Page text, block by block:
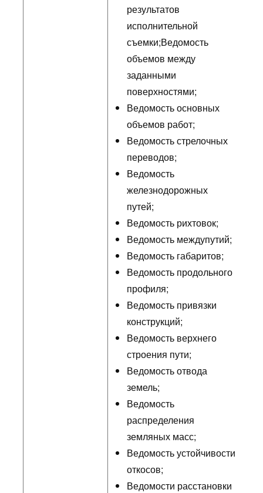
результатов
исполнительной
съемки;Ведомость
объемов между
заданными
поверхностями;
Ведомость основных
объемов работ;
Ведомость стрелочных
переводов;
Ведомость
железнодорожных
путей;
Ведомость рихтовок;
Ведомость междупутий;
Ведомость габаритов;
Ведомость продольного
профиля;
Ведомость привязки
конструкций;
Ведомость верхнего
строения пути;
Ведомость отвода
земель;
Ведомость
распределения
земляных масс;
Ведомость устойчивости
откосов;
Ведомости расстановки